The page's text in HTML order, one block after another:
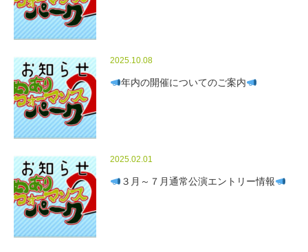
2025.10.08
年内の開催についてのご案内
2025.02.01
３月～７月通常公演エントリー情報